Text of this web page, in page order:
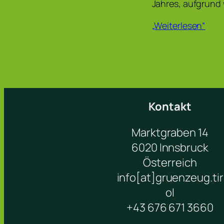
Jahres,
„Weiterlesen“
Kontakt
Marktgraben 14
6020 Innsbruck
Österreich
info[at]gruenzeug.tir
ol
+43 676 671 3660